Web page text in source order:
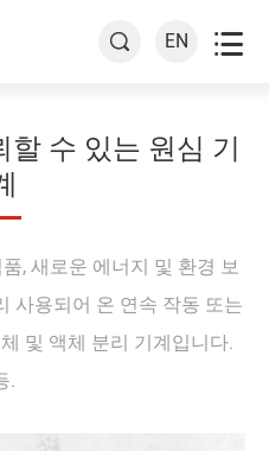
 EN 
수 있는 원심 기
, 새로운 에너지 및 환경 보
사용되어 온 연속 작동 또는
및 액체 분리 기계입니다.
.